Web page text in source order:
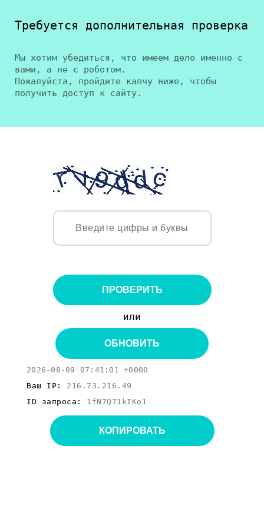
Требуется дополнительная проверка
Мы хотим убедиться, что имеем дело именно с
вами, а не с роботом.
Пожалуйста, пройдите капчу ниже, чтобы
получить доступ к сайту.
ПРОВЕРИТЬ
или
ОБНОВИТЬ
2026-08-09 07:41:01 +0000
Ваш IP: 216.73.216.49
ID запроса: 1fN7Q71kIKo1
КОПИРОВАТЬ